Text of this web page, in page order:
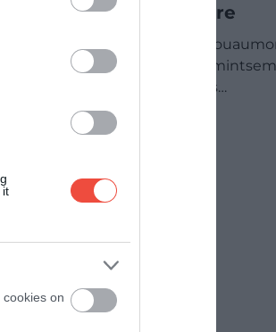
it
on
polgármestere
Fleury-devant-
erdőnek látszik,
hivatalosan ma is…
ÚTI CÉL